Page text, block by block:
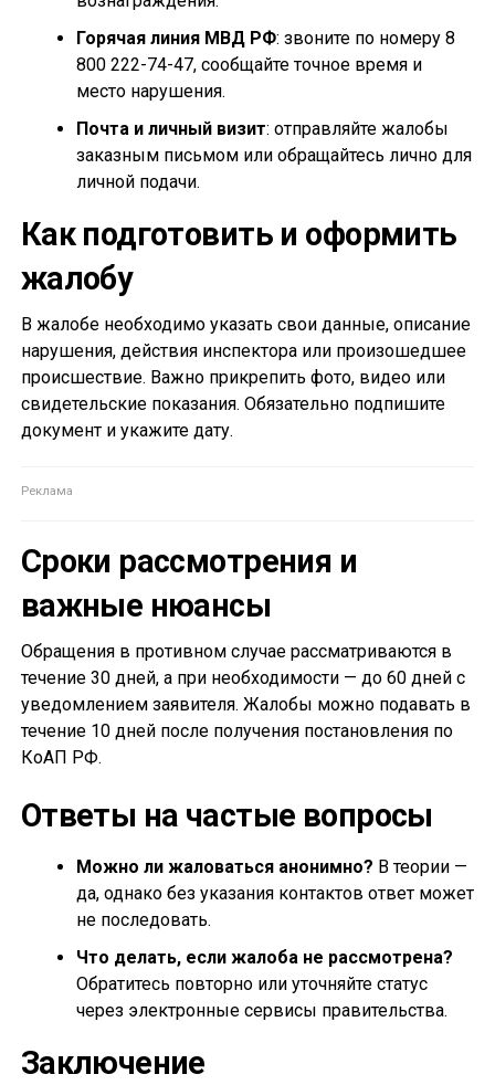
Горячая линия МВД РФ: звоните по номеру 8
800 222-74-47, сообщайте точное время и
место нарушения.
Почта и личный визит: отправляйте жалобы
заказным письмом или обращайтесь лично для
личной подачи.
Как подготовить и оформить
жалобу
В жалобе необходимо указать свои данные, описание
нарушения, действия инспектора или произошедшее
происшествие. Важно прикрепить фото, видео или
свидетельские показания. Обязательно подпишите
документ и укажите дату.
Сроки рассмотрения и
важные нюансы
Обращения в противном случае рассматриваются в
течение 30 дней, а при необходимости — до 60 дней с
уведомлением заявителя. Жалобы можно подавать в
течение 10 дней после получения постановления по
КоАП РФ.
Ответы на частые вопросы
Можно ли жаловаться анонимно? В теории —
да, однако без указания контактов ответ может
не последовать.
Что делать, если жалоба не рассмотрена?
Обратитесь повторно или уточняйте статус
через электронные сервисы правительства.
Заключение